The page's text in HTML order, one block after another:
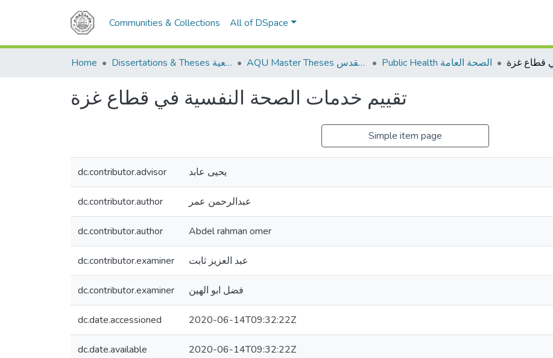
Communities & Collections All of DSpace
Home Dissertations & Theses الرسائل الجامعية AQU Master Theses الرسائل الجامعية الخاصة بجامعة القدس Public Health الصحة العامة
تقييم خدمات الصحة النفسية في قطاع غزة
Simple item page
dc.contributor.advisor يحيى عابد
dc.contributor.author عبدالرحمن عمر
dc.contributor.author Abdel rahman omer
dc.contributor.examiner عبد العزيز ثابت
dc.contributor.examiner فضل ابو الهين
dc.date.accessioned 2020-06-14T09:32:22Z
dc.date.available 2020-06-14T09:32:22Z